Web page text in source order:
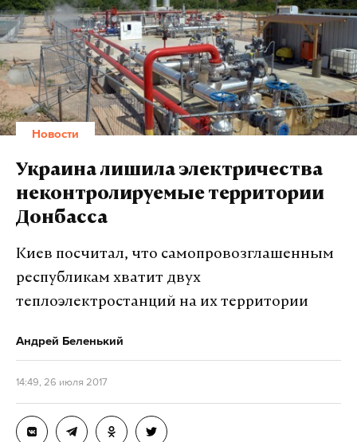
Новости
Украина лишила электричества
неконтролируемые территории
Донбасса
Киев посчитал, что самопровозглашенным
республикам хватит двух
теплоэлектростанций на их территории
Андрей Беленький
14:49, 26 июля 2017